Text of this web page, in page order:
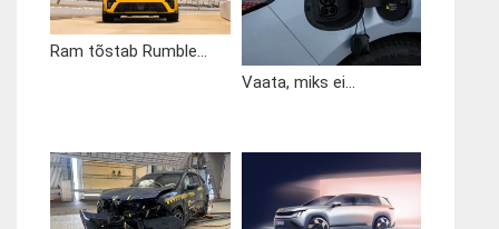
Ram tõstab Rumble...
Vaata, miks ei...